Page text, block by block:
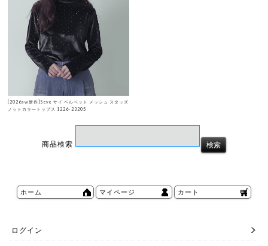
[2026aw新作]Scye サイ ベルベット メッシュ スタッズ
ノットカラートップス 1226-23205
商品検索
ホーム マイページ カート
ログイン